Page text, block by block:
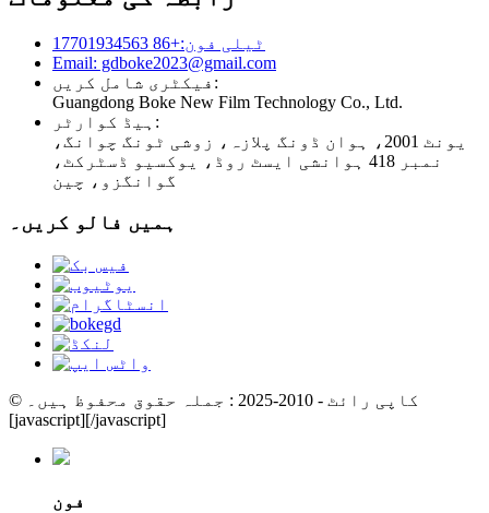
ٹیلی فون:+86 17701934563
Email: gdboke2023@gmail.com
فیکٹری شامل کریں:
Guangdong Boke New Film Technology Co., Ltd.
ہیڈ کوارٹر:
یونٹ 2001، ہوان ڈونگ پلازہ، زوشی ٹونگ چوانگ،
نمبر 418 ہوانشی ایسٹ روڈ، یوکسیو ڈسٹرکٹ،
گوانگزو، چین
ہمیں فالو کریں۔
© کاپی رائٹ - 2010-2025 : جملہ حقوق محفوظ ہیں۔
[javascript][/javascript]
فون